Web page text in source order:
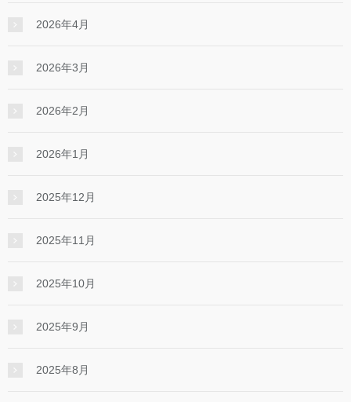
2026年4月
2026年3月
2026年2月
2026年1月
2025年12月
2025年11月
2025年10月
2025年9月
2025年8月